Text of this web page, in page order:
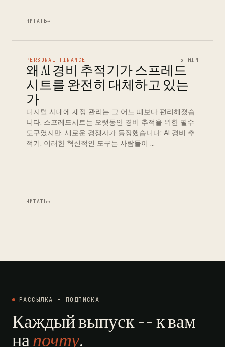
ЧИТАТЬ→
PERSONAL FINANCE 5 MIN
왜 AI 경비 추적기가 스프레드
시트를 완전히 대체하고 있는
가
디지털 시대에 재정 관리는 그 어느 때보다 편리해졌습
니다. 스프레드시트는 오랫동안 경비 추적을 위한 필수
도구였지만, 새로운 경쟁자가 등장했습니다: AI 경비 추
적기. 이러한 혁신적인 도구는 사람들이 …
ЧИТАТЬ→
РАССЫЛКА - ПОДПИСКА
Каждый выпуск -- к вам
напочту.